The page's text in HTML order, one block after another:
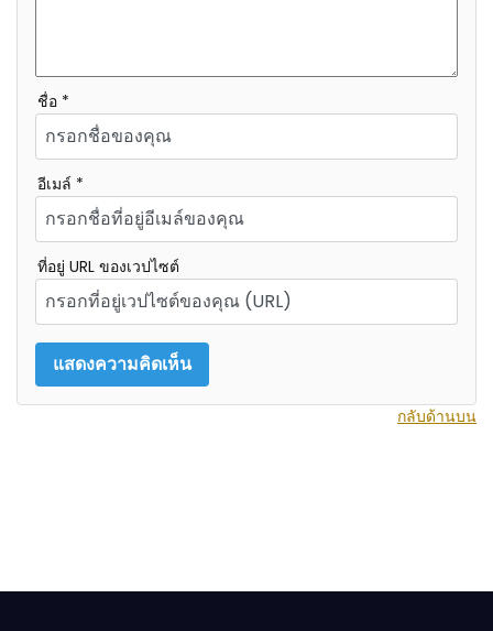
ชื่อ *
อีเมล์ *
ที่อยู่ URL ของเวปไซต์
กลับด้านบน